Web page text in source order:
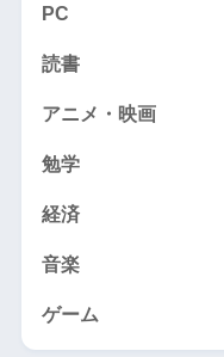
PC
読書
アニメ・映画
勉学
経済
音楽
ゲーム